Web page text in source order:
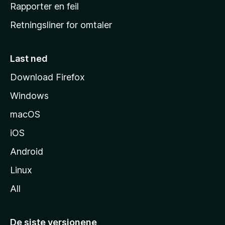
m
e
i
d
Rapporter en feil
Retningsliner for omtaler
Last ned
Download Firefox
Windows
macOS
iOS
Android
Linux
All
De siste versjonene